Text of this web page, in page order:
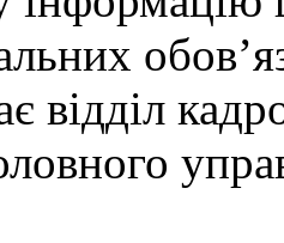
відділ